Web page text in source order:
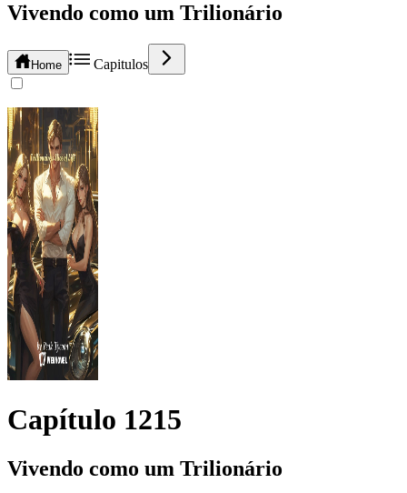
Vivendo como um Trilionário
Home Capitulos
Capítulo 1215
Vivendo como um Trilionário